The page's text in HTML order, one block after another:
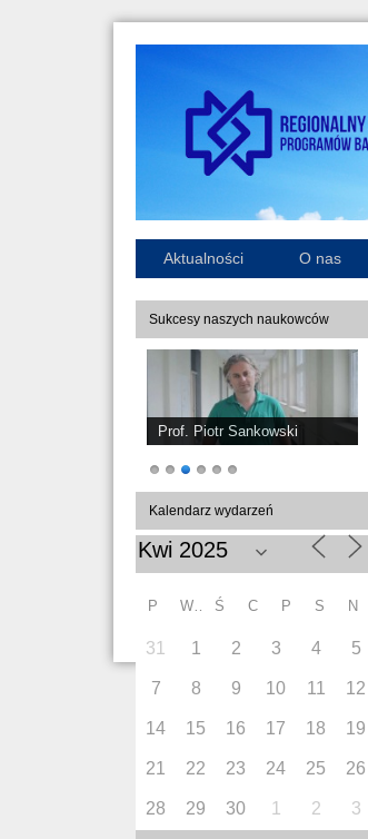
Aktualności O nas
Sukcesy naszych naukowców
Prof. Piotr Sankowski
Kalendarz wydarzeń
P Ś C P S N
31 1 2 3 4 5
7 8 9 10 11 12
14 15 16 17 18 19
21 22 23 24 25 26
28 29 30 1 2 3